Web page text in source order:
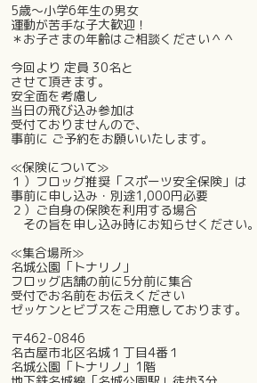
5歳～小学6年生の男女
運動が苦手な子大歓迎！
＊お子さまの年齢はご相談ください＾＾
今回より 定員 30名と
させて頂きます。
安全面を考慮し
当日の飛び込み参加は
受付ておりませんので、
事前に ご予約をお願いいたします。
≪保険について≫
１）フロッグ推奨「スポーツ安全保険」は
事前に申し込み・別途1,000円必要
２）ご自身の保険を利用する場合
その旨を申し込み時にお知らせください。
≪集合場所≫
名城公園「トナリノ」
フロッグ店舗の前に5分前に集合
受付でお名前をお伝えください
ゼッケンとビブスをご用意しております。
〒462-0846
名古屋市北区名城１丁目4番１
名城公園「トナリノ」1階